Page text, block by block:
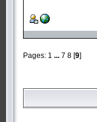
Pages: 1 ... 7 8 [9]